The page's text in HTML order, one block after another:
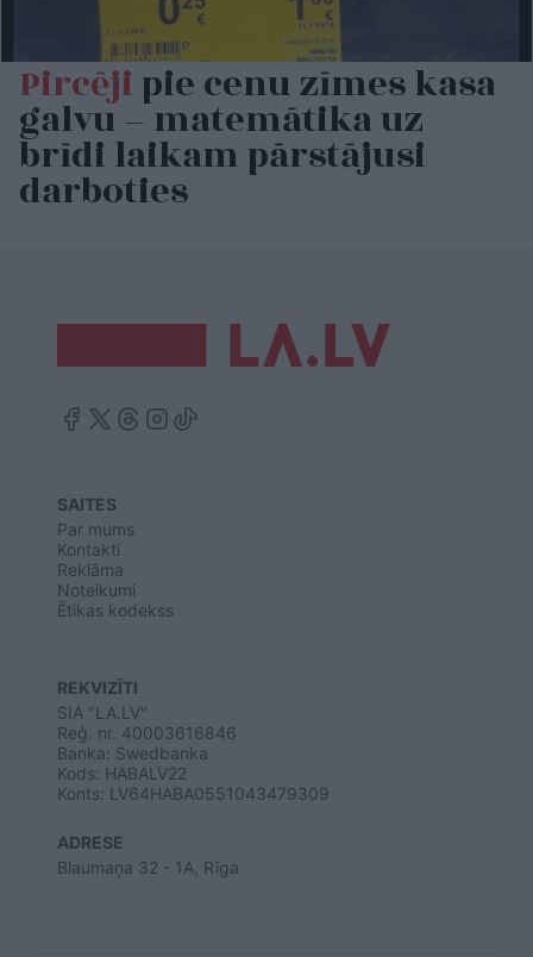
Pircējipie cenu zīmes kasa
galvu – matemātika uz
brīdi laikam pārstājusi
darboties
SAITES
Par mums
Kontakti
Reklāma
Noteikumi
Ētikas kodekss
REKVIZĪTI
SIA "LA.LV"
Reģ. nr. 40003616846
Banka: Swedbanka
Kods: HABALV22
Konts: LV64HABA0551043479309
ADRESE
Blaumaņa 32 - 1A, Rīga